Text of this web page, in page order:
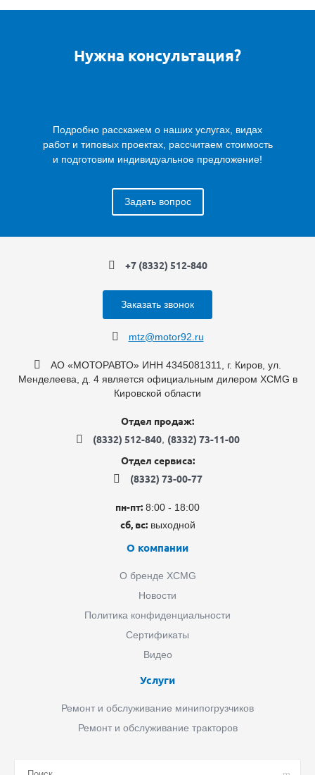
Нужна консультация?
Подробно расскажем о наших услугах, видах
работ и типовых проектах, рассчитаем стоимость
и подготовим индивидуальное предложение!
Задать вопрос
+7 (8332) 512-840
Заказать звонок
mtz@motor92.ru
АО «МОТОРАВТО» ИНН 4345081311, г. Киров, ул.
Менделеева, д. 4 является официальным дилером XCMG в
Кировской области
Отдел продаж:
(8332) 512-840, (8332) 73-11-00
Отдел сервиса:
(8332) 73-00-77
пн-пт: 8:00 - 18:00
сб, вс:выходной
О компании
О бренде XCMG
Новости
Политика конфиденциальности
Сертификаты
Видео
Услуги
Ремонт и обслуживание минипогрузчиков
Ремонт и обслуживание тракторов